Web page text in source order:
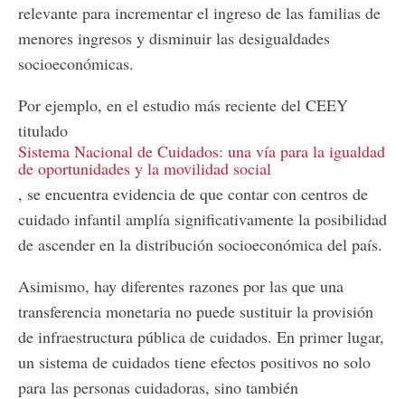
relevante para incrementar el ingreso de las familias de
menores ingresos y disminuir las desigualdades
socioeconómicas.
Por ejemplo, en el estudio más reciente del CEEY
titulado
Sistema Nacional de Cuidados: una vía para la igualdad
de oportunidades y la movilidad social
, se encuentra evidencia de que contar con centros de
cuidado infantil amplía significativamente la posibilidad
de ascender en la distribución socioeconómica del país.
Asimismo, hay diferentes razones por las que una
transferencia monetaria no puede sustituir la provisión
de infraestructura pública de cuidados. En primer lugar,
un sistema de cuidados tiene efectos positivos no solo
para las personas cuidadoras, sino también